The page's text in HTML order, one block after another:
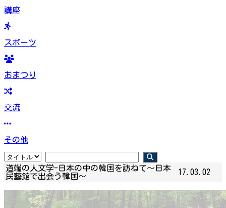
講座
スポーツ
おまつり
交流
その他
道端の人文学-日本の中の韓国を訪ねて～日本
民藝館で出会う韓国～
17.03.02